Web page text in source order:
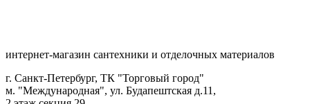
интернет-магазин сантехники и отделочных материалов
г. Санкт-Петербург, ТК "Торговый город"
м. "Международная", ул. Будапештская д.11,